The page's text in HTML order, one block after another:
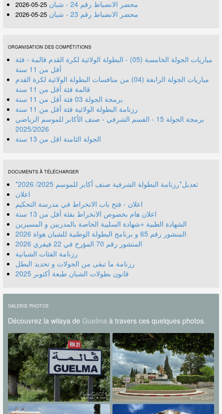
محضر الانضباط رقم 24 - شبان 25-05-2026
محضر الانضباط رقم 23 - شبان 25-05-2026
ORGANISATION DES COMPÉTITIONS
مباريات الجولة الخامسة (05) - البطولة الولائية لكرة القدم قالمة - فئة
أقل من 11 سنة
مباريات الجولة الرابعة (04) من منافسات البطولة الولائية لكرة القدم
قالمة فئة أقل من 11 سنة
برمجة الجولة 03 فئة أقل من 11 سنة
رزنامة البطولة الولائية فئة أقل من 11 سنة
برمجة الجولة 15 - القسم الشرفي - صنف الأكابر للموسم الرياضي
2025/2026
الجولة الثامنة اقل من 13 سنة
DOCUMENTS À TÉLÉCHARGER
*تعديل*رزنامة البطولة الشرفية صنف أكابر للموسم 2025/ 2026
اعلان
اعلان - فتح باب الانخراط في مدرسة التحكيم
اعلان هام بخصوص الانخراط بفئة أقل من 13 سنة
الشهادة الطبية +شهادة السلبية الخاصة بالمدربين و المسيرين
المنشور رقم 70 المؤرخ في 22 فيفري 2026
رزنامة الفئات الشبانية
رزنامة ما تبقى من الجولات و تحديد البطل
قانون بطولات الشبان طبعة أكتوبر 2025
GALERIE PHOTOS
Découvrez la wilaya de Guelmaà travers ces quelques photos.